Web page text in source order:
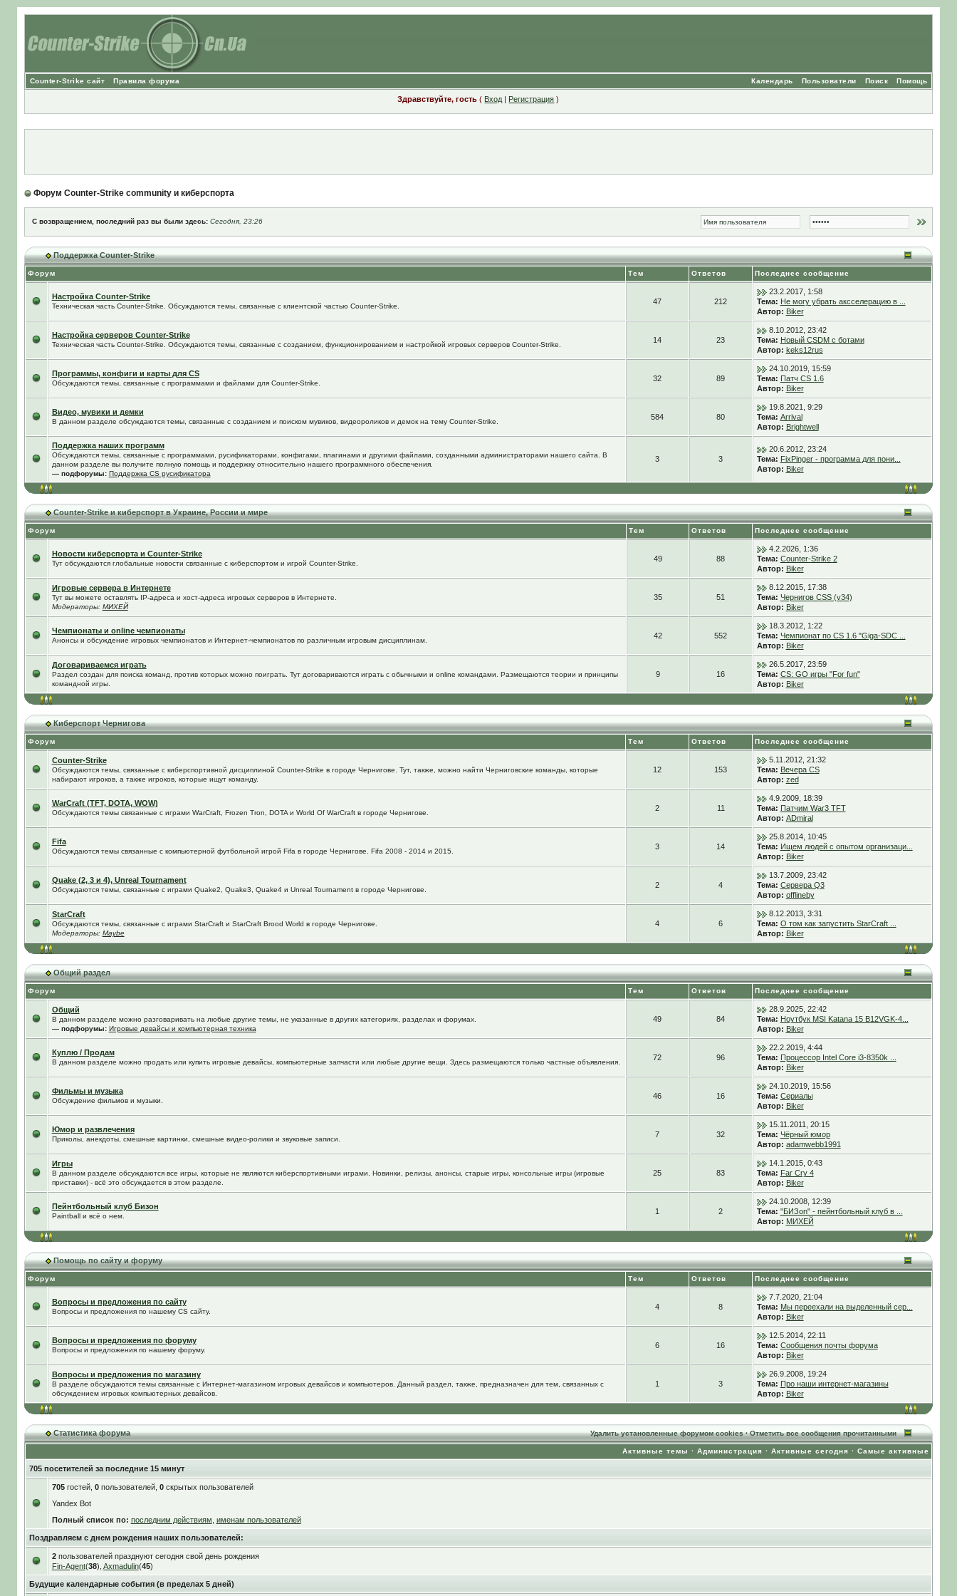
Counter-Strike сайт Правила форума Помощь
Поиск
Пользователи
Календарь
Здравствуйте, гость ( Вход | Регистрация )
Форум Counter-Strike community и киберспорта
С возвращением, последний раз вы были здесь: Сегодня, 23:26
Поддержка Counter-Strike
Форум Тем Ответов Последнее сообщение
Настройка Counter-Strike
Техническая часть Counter-Strike. Обсуждаются темы, связанные с клиентской частью Counter-Strike.
47 212
23.2.2017, 1:58
Тема: Не могу убрать аксселерацию в ...
Автор: Biker
Настройка серверов Counter-Strike
Техническая часть Counter-Strike. Обсуждаются темы, связанные с созданием, функционированием и настройкой игровых серверов Counter-Strike.
14 23
8.10.2012, 23:42
Тема: Новый CSDM с ботами
Автор: keks12rus
Программы, конфиги и карты для CS
Обсуждаются темы, связанные с программами и файлами для Counter-Strike.
32 89
24.10.2019, 15:59
Тема: Патч CS 1.6
Автор: Biker
Видео, мувики и демки
В данном разделе обсуждаются темы, связанные с созданием и поиском мувиков, видеороликов и демок на тему Counter-Strike.
584 80
19.8.2021, 9:29
Тема: Arrival
Автор: Brightwell
Поддержка наших программ
Обсуждаются темы, связанные с программами, русификаторами, конфигами, плагинами и другими файлами, созданными администраторами нашего сайта. В
данном разделе вы получите полную помощь и поддержку относительно нашего программного обеспечения.
— подфорумы: Поддержка CS русификатора
3 3
20.6.2012, 23:24
Тема: FixPinger - программа для пони...
Автор: Biker
Counter-Strike и киберспорт в Украине, России и мире
Форум Тем Ответов Последнее сообщение
Новости киберспорта и Counter-Strike
Тут обсуждаются глобальные новости связанные с киберспортом и игрой Counter-Strike.
49 88
4.2.2026, 1:36
Тема: Counter-Strike 2
Автор: Biker
Игровые сервера в Интернете
Тут вы можете оставлять IP-адреса и хост-адреса игровых серверов в Интернете.
Модераторы: МИХЕЙ
35 51
8.12.2015, 17:38
Тема: Чернигов CSS (v34)
Автор: Biker
Чемпионаты и online чемпионаты
Анонсы и обсуждение игровых чемпионатов и Интернет-чемпионатов по различным игровым дисциплинам.
42 552
18.3.2012, 1:22
Тема: Чемпионат по CS 1.6 "Giga-SDC ...
Автор: Biker
Договариваемся играть
Раздел создан для поиска команд, против которых можно поиграть. Тут договариваются играть с обычными и online командами. Размещаются теории и принципы
командной игры.
9 16
26.5.2017, 23:59
Тема: CS: GO игры "For fun"
Автор: Biker
Киберспорт Чернигова
Форум Тем Ответов Последнее сообщение
Counter-Strike
Обсуждаются темы, связанные с киберспортивной дисциплиной Counter-Strike в городе Чернигове. Тут, также, можно найти Черниговские команды, которые
набирают игроков, а также игроков, которые ищут команду.
12 153
5.11.2012, 21:32
Тема: Вечера CS
Автор: zed
WarCraft (TFT, DOTA, WOW)
Обсуждаются темы связанные с играми WarCraft, Frozen Tron, DOTA и World Of WarCraft в городе Чернигове.
2 11
4.9.2009, 18:39
Тема: Патчим War3 TFT
Автор: ADmiral
Fifa
Обсуждаются темы связанные с компьютерной футбольной игрой Fifa в городе Чернигове. Fifa 2008 - 2014 и 2015.
3 14
25.8.2014, 10:45
Тема: Ищем людей с опытом организаци...
Автор: Biker
Quake (2, 3 и 4), Unreal Tournament
Обсуждаются темы, связанные с играми Quake2, Quake3, Quake4 и Unreal Tournament в городе Чернигове.
2 4
13.7.2009, 23:42
Тема: Сервера Q3
Автор: offlineby
StarCraft
Обсуждаются темы, связанные с играми StarCraft и StarCraft Brood World в городе Чернигове.
Модераторы: Maybe
4 6
8.12.2013, 3:31
Тема: О том как запустить StarCraft ...
Автор: Biker
Общий раздел
Форум Тем Ответов Последнее сообщение
Общий
В данном разделе можно разговаривать на любые другие темы, не указанные в других категориях, разделах и форумах.
— подфорумы: Игровые девайсы и компьютерная техника
49 84
28.9.2025, 22:42
Тема: Ноутбук MSI Katana 15 B12VGK-4...
Автор: Biker
Куплю / Продам
В данном разделе можно продать или купить игровые девайсы, компьютерные запчасти или любые другие вещи. Здесь размещаются только частные объявления.
72 96
22.2.2019, 4:44
Тема: Процессор Intel Core i3-8350k ...
Автор: Biker
Фильмы и музыка
Обсуждение фильмов и музыки.
46 16
24.10.2019, 15:56
Тема: Сериалы
Автор: Biker
Юмор и развлечения
Приколы, анекдоты, смешные картинки, смешные видео-ролики и звуковые записи.
7 32
15.11.2011, 20:15
Тема: Чёрный юмор
Автор: adamwebb1991
Игры
В данном разделе обсуждаются все игры, которые не являются киберспортивными играми. Новинки, релизы, анонсы, старые игры, консольные игры (игровые
приставки) - всё это обсуждается в этом разделе.
25 83
14.1.2015, 0:43
Тема: Far Cry 4
Автор: Biker
Пейнтбольный клуб Бизон
Paintball и всё о нем.
1 2
24.10.2008, 12:39
Тема: "БИЗon" - пейнтбольный клуб в ...
Автор: МИХЕЙ
Помощь по сайту и форуму
Форум Тем Ответов Последнее сообщение
Вопросы и предложения по сайту
Вопросы и предложения по нашему CS сайту.
4 8
7.7.2020, 21:04
Тема: Мы переехали на выделенный сер...
Автор: Biker
Вопросы и предложения по форуму
Вопросы и предложения по нашему форуму.
6 16
12.5.2014, 22:11
Тема: Сообщения почты форума
Автор: Biker
Вопросы и предложения по магазину
В разделе обсуждаются темы связанные с Интернет-магазином игровых девайсов и компьютеров. Данный раздел, также, предназначен для тем, связанных с
обсуждением игровых компьютерных девайсов.
1 3
26.9.2008, 19:24
Тема: Про наши интернет-магазины
Автор: Biker
Статистика форума Удалить установленные форумом cookies·Отметить все сообщения прочитанными
Активные темы · Администрация · Активные сегодня · Самые активные
705 посетителей за последние 15 минут
705гостей, 0пользователей, 0скрытых пользователей
Yandex Bot
Полный список по: последним действиям именам пользователей
Поздравляем с днем рождения наших пользователей:
2пользователей празднуют сегодня свой день рождения
Fin-Agent(38), Axmadulin(45)
Будущие календарные события (в пределах 5 дней)